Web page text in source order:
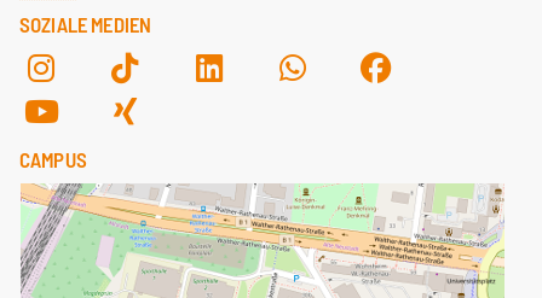
SOZIALE MEDIEN
CAMPUS